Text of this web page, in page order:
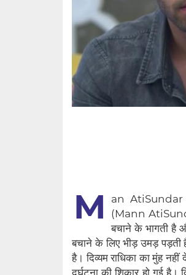
M
an AtiSundar
(Mann
बचाने के भागती है
बचाने के लिए भीड़ उमड़ पड़ती
है। दिव्यम राधिका का मुंह